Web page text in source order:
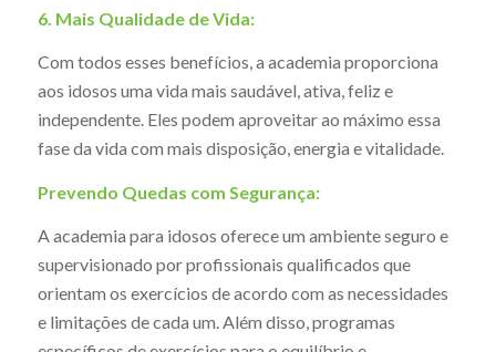
6. Mais Qualidade de Vida:
Com todos esses benefícios, a academia proporciona
aos idosos uma vida mais saudável, ativa, feliz e
independente. Eles podem aproveitar ao máximo essa
fase da vida com mais disposição, energia e vitalidade.
Prevendo Quedas com Segurança:
A academia para idosos oferece um ambiente seguro e
supervisionado por profissionais qualificados que
orientam os exercícios de acordo com as necessidades
e limitações de cada um. Além disso, programas